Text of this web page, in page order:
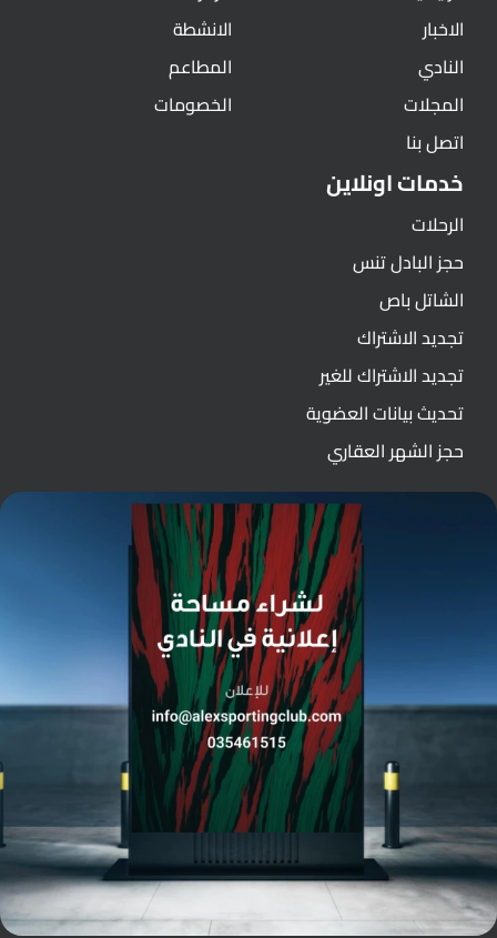
الاخبار
النادي
المجلات
اتصل بنا
الانشطة
المطاعم
الخصومات
خدمات اونلاين
الرحلات
حجز البادل تنس
الشاتل باص
تجديد الاشتراك
تجديد الاشتراك للغير
تحديث بيانات العضوية
حجز الشهر العقاري